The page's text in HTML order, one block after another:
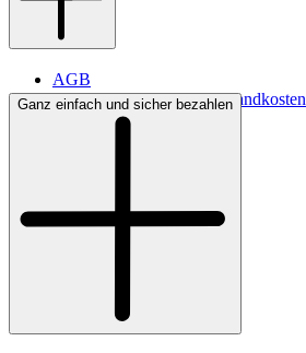
AGB
Lieferbedingungen & Versandkosten
Bezahlung
Ganz einfach und sicher bezahlen